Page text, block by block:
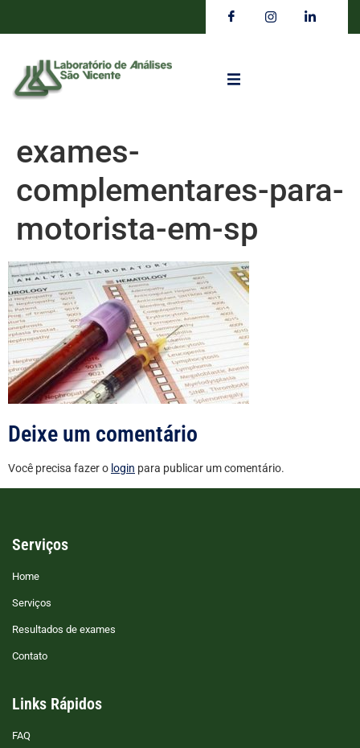
exames-
complementares-para-
motorista-em-sp
Deixe um comentário
Você precisa fazer o login para publicar um comentário.
Serviços
Home
Serviços
Resultados de exames
Contato
Links Rápidos
FAQ